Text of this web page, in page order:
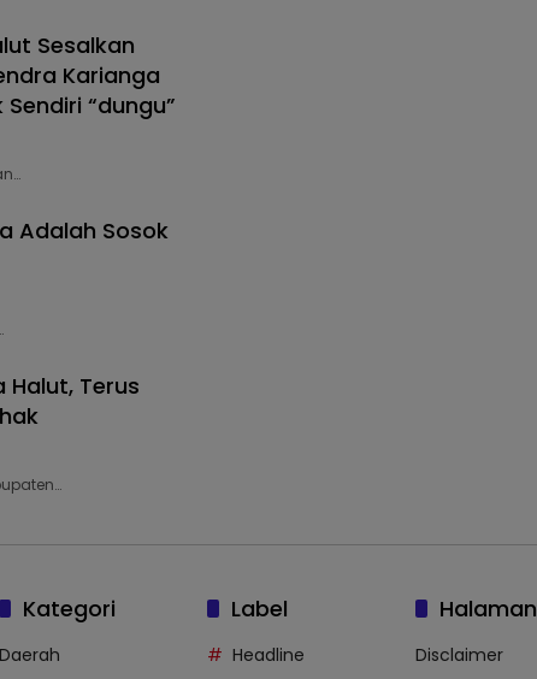
Sesalkan
Karianga
“dungu”
Adalah Sosok
Halut, Terus
Kategori
Daerah
Label
Headline
Halaman
Disclaimer